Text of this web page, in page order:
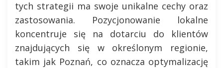
tych strategii ma swoje unikalne cechy oraz
zastosowania. Pozycjonowanie lokalne
koncentruje się na dotarciu do klientów
znajdujących się w określonym regionie,
takim jak Poznań, co oznacza optymalizację